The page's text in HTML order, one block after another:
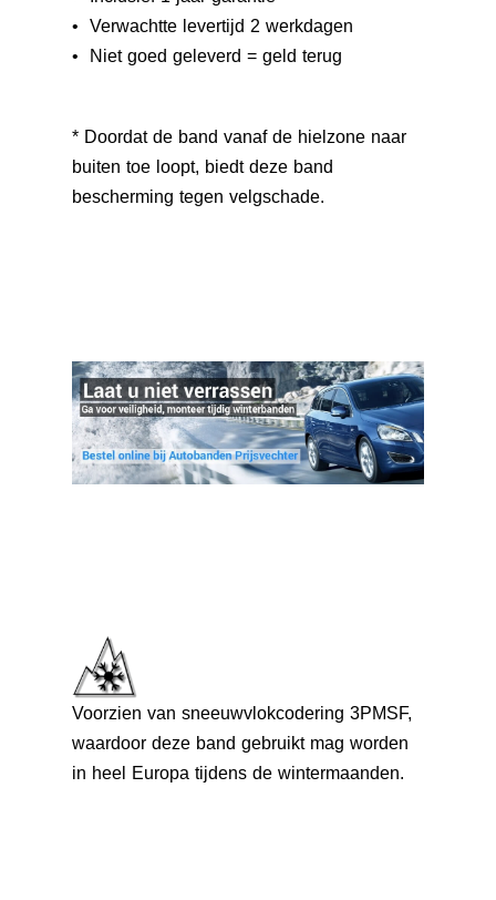
• Verwachtte levertijd 2 werkdagen
• Niet goed geleverd = geld terug
* Doordat de band vanaf de hielzone naar
buiten toe loopt, biedt deze band
bescherming tegen velgschade.
Voorzien van sneeuwvlokcodering 3PMSF,
waardoor deze band gebruikt mag worden
in heel Europa tijdens de wintermaanden.